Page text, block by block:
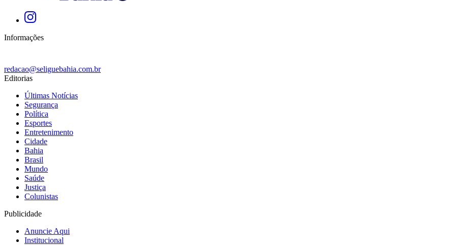
Informações
redacao@seliguebahia.com.br
Editorias
Últimas Notícias
Segurança
Política
Esportes
Entretenimento
Cidade
Bahia
Brasil
Mundo
Saúde
Justiça
Colunistas
Publicidade
Anuncie Aqui
Institucional